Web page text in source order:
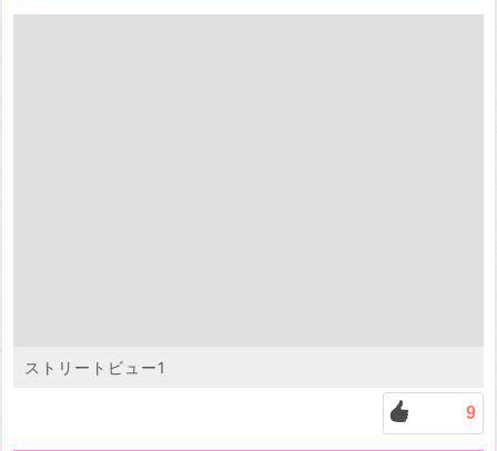
ストリートビュー1
9